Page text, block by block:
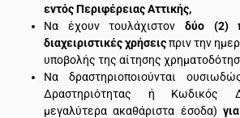
εντός Περιφέρειας Αττικής,
Να έχουν τουλάχιστον δύο (2)
διαχειριστικές χρήσειςπριν την
υποβολής της αίτησης
Να δραστηριοποιούνται
Δραστηριότητας ή Κωδικός
μεγαλύτερα ακαθάριστα έσοδα)